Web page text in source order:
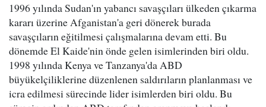
1996 yılında Sudan'ın yabancı savaşçıları ülkeden çıkarma
kararı üzerine Afganistan'a geri dönerek burada
savaşçıların eğitilmesi çalışmalarına devam etti. Bu
dönemde El Kaide'nin önde gelen isimlerinden biri oldu.
1998 yılında Kenya ve Tanzanya'da ABD
büyükelçiliklerine düzenlenen saldırıların planlanması ve
icra edilmesi sürecinde lider isimlerden biri oldu. Bu